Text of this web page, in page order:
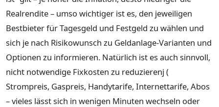
Realrendite – umso wichtiger ist es, den jeweiligen
Bestbieter für Tagesgeld und Festgeld zu wählen und
sich je nach Risikowunsch zu Geldanlage-Varianten und
Optionen zu informieren. Natürlich ist es auch sinnvoll,
nicht notwendige Fixkosten zu reduzierenj (
Strompreis, Gaspreis, Handytarife, Internettarife, Abos
– vieles lässt sich in wenigen Minuten wechseln oder